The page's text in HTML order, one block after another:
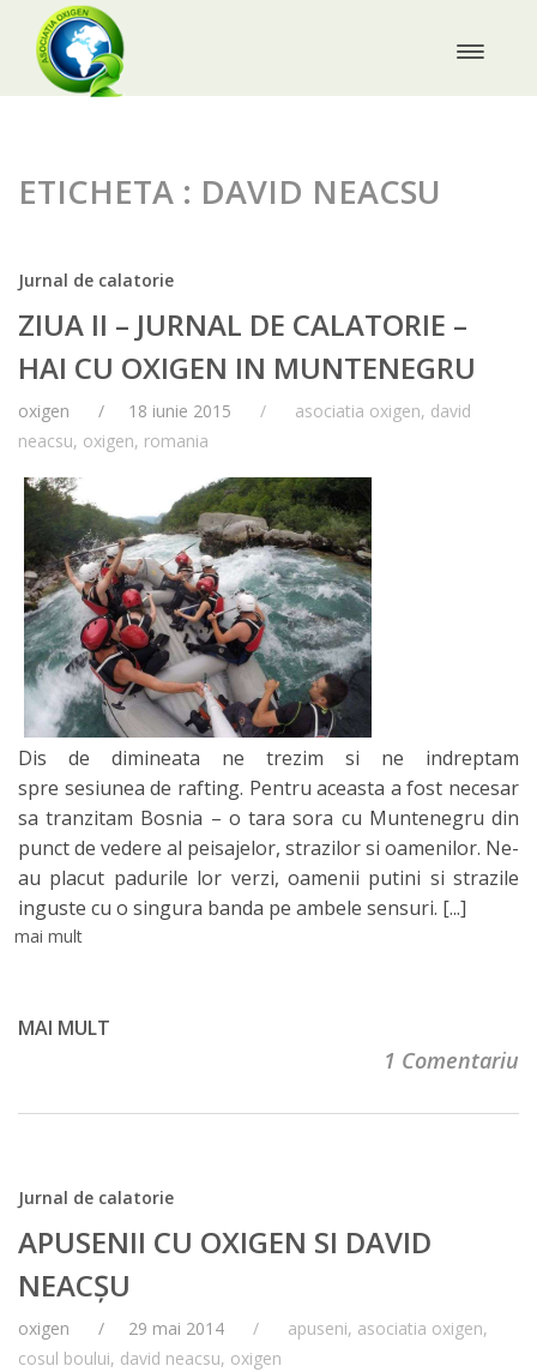
ETICHETA : DAVID NEACSU
Jurnal de calatorie
ZIUA II – JURNAL DE CALATORIE –
HAI CU OXIGEN IN MUNTENEGRU
oxigen 18 iunie 2015 asociatia oxigen, david
neacsu, oxigen, romania
Dis de dimineata ne trezim si ne indreptam
spre sesiunea de rafting. Pentru aceasta a fost necesar
sa tranzitam Bosnia – o tara sora cu Muntenegru din
punct de vedere al peisajelor, strazilor si oamenilor. Ne-
au placut padurile lor verzi, oamenii putini si strazile
inguste cu o singura banda pe ambele sensuri. [...]
mai mult
MAI MULT
1 Comentariu
Jurnal de calatorie
APUSENII CU OXIGEN SI DAVID
NEACȘU
oxigen 29 mai 2014 apuseni, asociatia oxigen,
cosul boului, david neacsu, oxigen